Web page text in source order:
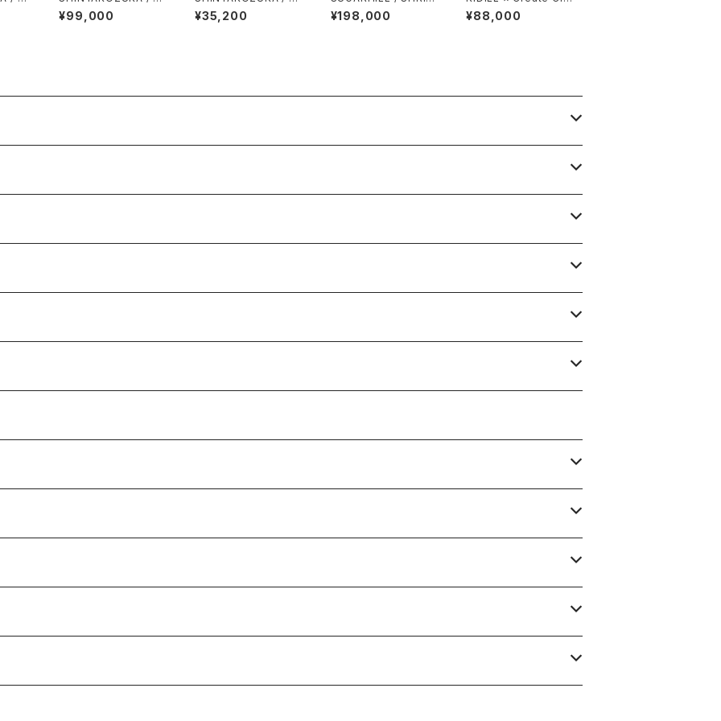
tiqued tailor(ISSUE
#9) / black with can
¥99,000
oon curved shorts(I
SSUE#9) / night bla
¥35,200
K BOMBER JACKET
/ BLACK SHRINK
¥198,000
r / SMOCKING TWIS
T SHIRT / PINK STR
¥88,000